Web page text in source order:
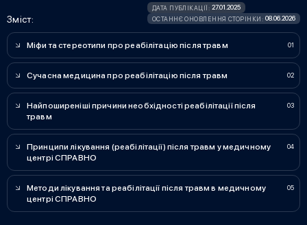
Зміст:
ДАТА ПУБЛІКАЦІЇ: 27.01.2025
ОСТАННЄ ОНОВЛЕННЯ СТОРІНКИ: 08.06.2026
Міфи та стереотипи про реабілітацію після травм
Сучасна медицина про реабілітацію після травм
Найпоширеніші причини необхідності реабілітації після
травм
Принципи лікування (реабілітації) після травм у медичному
центрі СПРАВНО
Методи лікування та реабілітації після травм в медичному
центрі СПРАВНО